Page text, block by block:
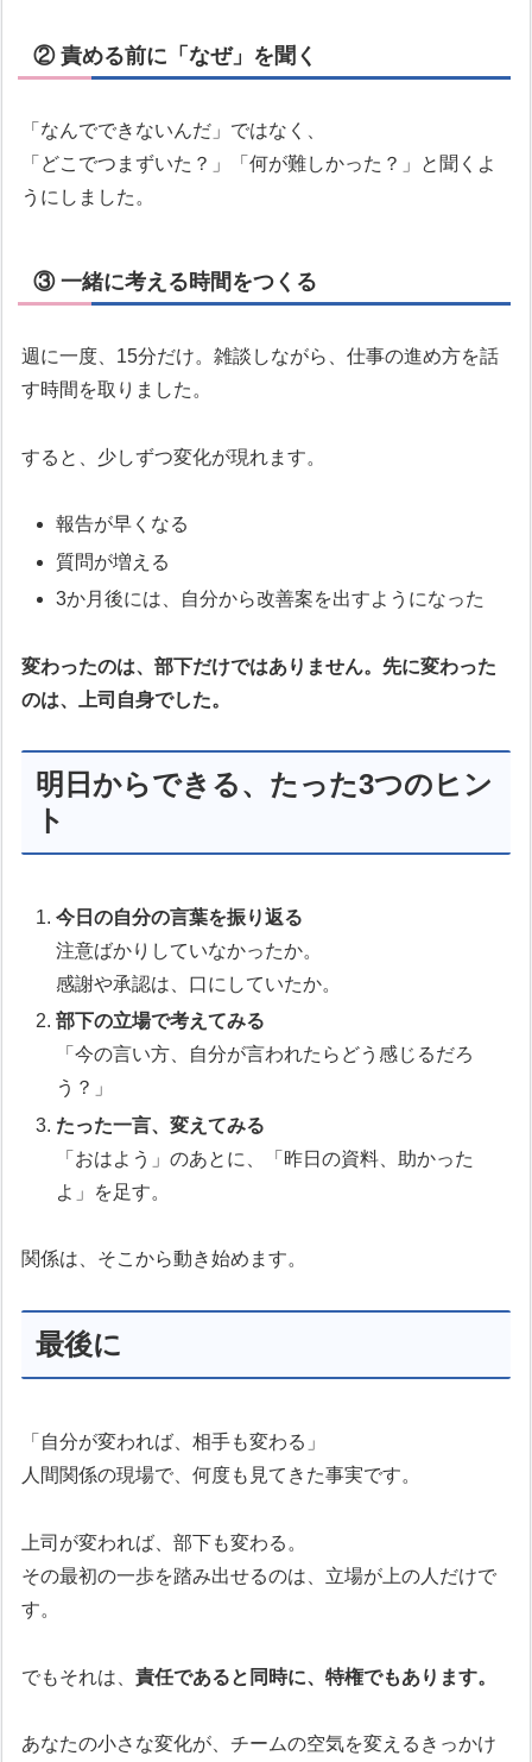
② 責める前に「なぜ」を聞く
「なんでできないんだ」ではなく、
「どこでつまずいた？」「何が難しかった？」と聞くよ
うにしました。
③ 一緒に考える時間をつくる
週に一度、15分だけ。雑談しながら、仕事の進め方を話
す時間を取りました。
すると、少しずつ変化が現れます。
報告が早くなる
質問が増える
3か月後には、自分から改善案を出すようになった
変わったのは、部下だけではありません。先に変わった
のは、上司自身でした。
明日からできる、たった3つのヒン
ト
今日の自分の言葉を振り返る
注意ばかりしていなかったか。
感謝や承認は、口にしていたか。
部下の立場で考えてみる
「今の言い方、自分が言われたらどう感じるだろ
う？」
たった一言、変えてみる
「おはよう」のあとに、「昨日の資料、助かった
よ」を足す。
関係は、そこから動き始めます。
最後に
「自分が変われば、相手も変わる」
人間関係の現場で、何度も見てきた事実です。
上司が変われば、部下も変わる。
その最初の一歩を踏み出せるのは、立場が上の人だけで
す。
でもそれは、責任であると同時に、特権でもあります。
あなたの小さな変化が、チームの空気を変えるきっかけ